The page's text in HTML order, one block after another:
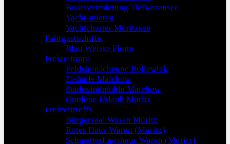
Bootsvermietung Tiefwarensee
Yacht-mieten
Yachtcharter Müritzsee
Fahrgastschiffe
Blau Weisse Flotte
Freizeittipps
Feldsteinscheune Bollewick
Eishalle Malchow
Stadtwindmühle Malchow
Outdoor-Urlaub Müritz
Freizeittreffs
Bürgersaal Waren Müritz
Rotes Haus Waren (Müritz)
Schmetterlingshaus Waren (Müritz)